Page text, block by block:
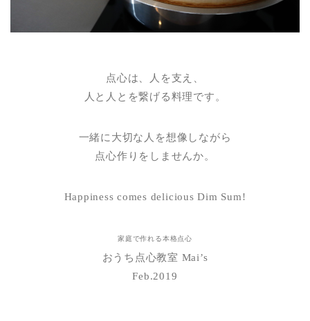
点心は、人を支え、
人と人とを繋げる料理です。
一緒に大切な人を想像しながら
点心作りをしませんか。
Happiness comes delicious Dim Sum!
家庭で作れる本格点心
おうち点心教室 Mai’s
Feb.2019